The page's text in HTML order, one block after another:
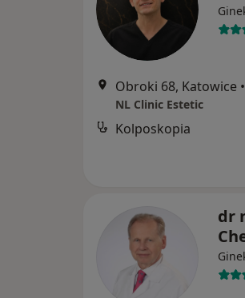
Obroki 68, Katowice •
NL Clinic Estetic
Kolposkopia
dr